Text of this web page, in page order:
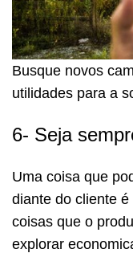
Busque novos
utilidades para a
6- Seja
Uma coisa que
diante do cliente
coisas que o
explorar